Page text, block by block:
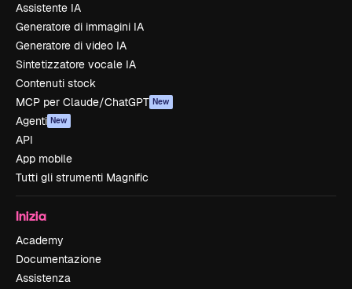
Assistente IA
Generatore di immagini IA
Generatore di video IA
Sintetizzatore vocale IA
Contenuti stock
MCP per Claude/ChatGPT New
Agenti New
API
App mobile
Tutti gli strumenti Magnific
Inizia
Academy
Documentazione
Assistenza